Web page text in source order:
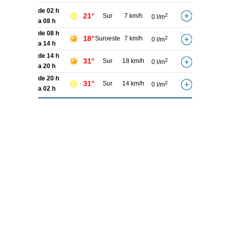
de 02 h
a 08 h
21° Sur 7 km/h 0 l/m2
de 08 h
a 14 h
18°Suroeste 7 km/h 0 l/m2
de 14 h
a 20 h
31° Sur 18 km/h 0 l/m2
de 20 h
a 02 h
31° Sur 14 km/h 0 l/m2